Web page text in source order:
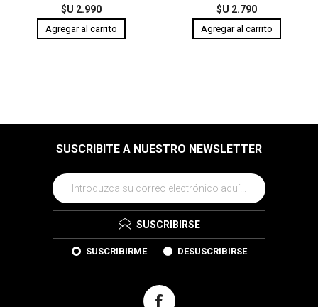
$U 2.990
$U 2.790
SUSCRIBITE A NUESTRO NEWSLETTER
SUSCRIBIRSE
SUSCRIBIRME DESUSCRIBIRSE